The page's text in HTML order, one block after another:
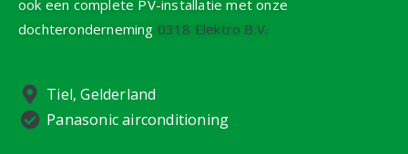
ook een complete PV-installatie met onze
dochteronderneming 0318 Elektro B.V.
Tiel, Gelderland
Panasonic airconditioning